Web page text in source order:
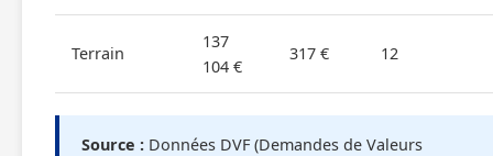
Terrain
137
104 €
317 € 12
Source : Données DVF (Demandes de Valeurs